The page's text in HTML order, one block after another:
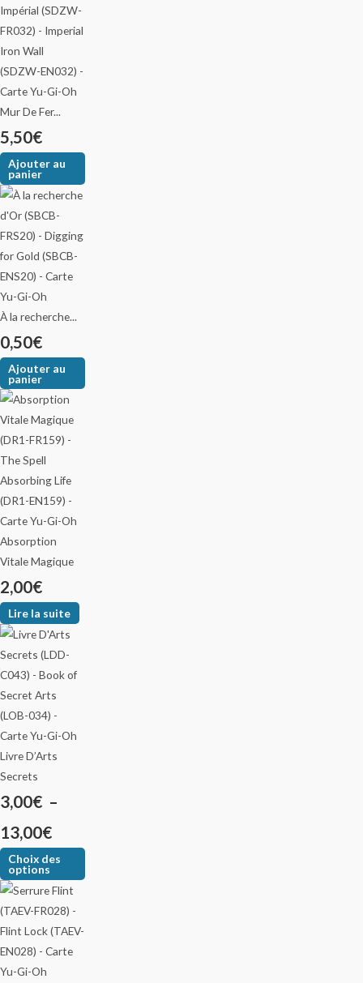
Mur De Fer...
5,50€
Ajouter au
panier
À la recherche...
0,50€
Ajouter au
panier
Absorption
Vitale Magique
2,00€
Lire la suite
Livre D’Arts
Secrets
3,00€ –
13,00€
Choix des
options